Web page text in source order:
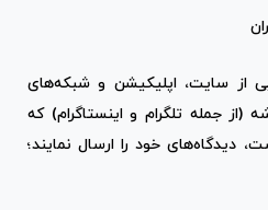
از سایت، اپلیکیشن و شبکه‌های
جمله تلگرام و اینستاگرام) که
دیدگاه‌های خود را ارسال نمایند؛